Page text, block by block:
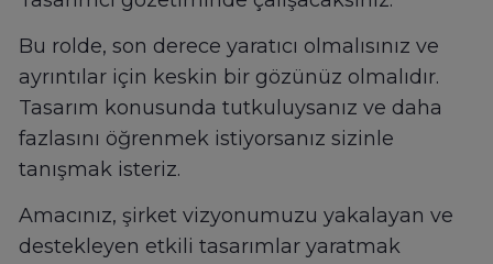
Bu rolde, son derece yaratıcı olmalısınız ve
ayrıntılar için keskin bir gözünüz olmalıdır.
Tasarım konusunda tutkuluysanız ve daha
fazlasını öğrenmek istiyorsanız sizinle
tanışmak isteriz.
Amacınız, şirket vizyonumuzu yakalayan ve
destekleyen etkili tasarımlar yaratmak